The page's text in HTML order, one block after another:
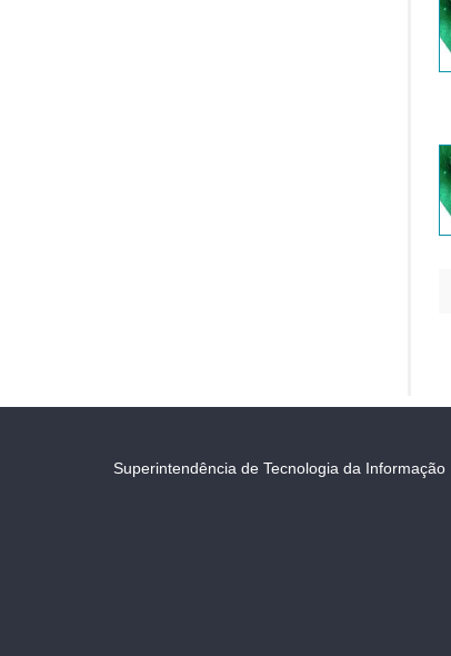
Superintendência de Tecnologia da Informação